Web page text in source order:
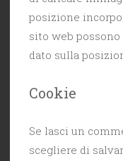
posizione
sito web
dato sulla
Cookie
Se lasci un
scegliere di